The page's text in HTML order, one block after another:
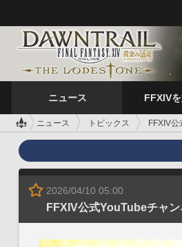
ニュース FFXIV
ニュース トピックス FFXIV
2026/04/10 05:00
FFXIV公式YouTubeチャ